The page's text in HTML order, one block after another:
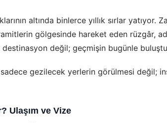
altında binlerce yıllık sırlar yatıyor.
gölgesinde hareket eden rüzgâr,
destinasyon değil; geçmişin bugünle
gezilecek yerlerin görülmesi değil;
Ulaşım ve Vize